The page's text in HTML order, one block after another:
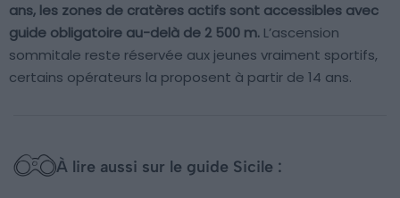
ans, les zones de cratères actifs sont accessibles avec
guide obligatoire au-delà de 2 500 m. L’ascension
sommitale reste réservée aux jeunes vraiment sportifs,
certains opérateurs la proposent à partir de 14 ans.
À lire aussi sur le guide Sicile :